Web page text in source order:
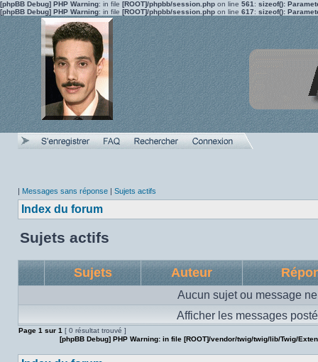
[phpBB Debug] PHP Warning: in file [ROOT]/phpbb/session.php on line 561 : sizeof():
[phpBB Debug] PHP Warning: in file [ROOT]/phpbb/session.php on line 617: sizeof():
| Messages sans réponse | Sujets actifs
Index du forum
Sujets actifs
Sujets Auteur
Aucun sujet ou message
Afficher les messages
Page 1 sur 1 [ 0 résultat trouvé ]
[phpBB Debug] PHP Warning: in file [ROOT]/vendor/twig/twig/lib/Twig/